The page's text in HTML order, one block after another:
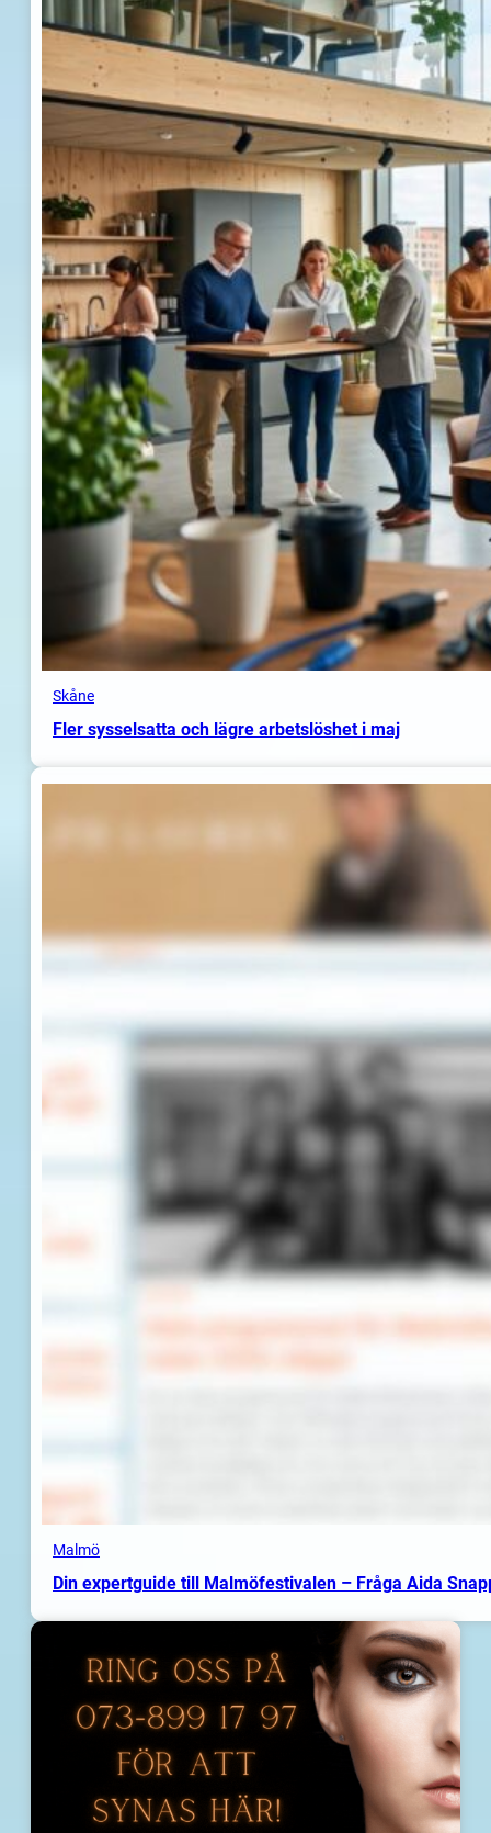
Skåne
Fler sysselsatta och lägre arbetslöshet i maj
Malmö
Din expertguide till Malmöfestivalen – Fråga Aida